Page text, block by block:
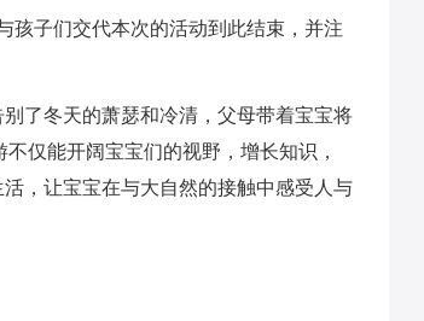
子们交代本次的活动到此结束，并注
了冬天的萧瑟和冷清，父母带着宝宝将
仅能开阔宝宝们的视野，增长知识，
，让宝宝在与大自然的接触中感受人与